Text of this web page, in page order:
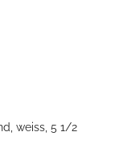
weiss, 5 1/2